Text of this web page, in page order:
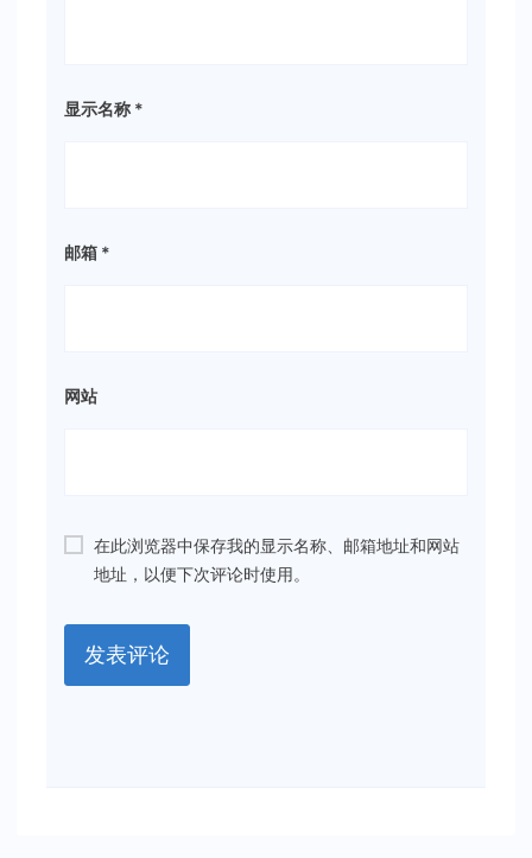
显示名称 *
邮箱 *
网站
在此浏览器中保存我的显示名称、邮箱地址和网站
地址，以便下次评论时使用。